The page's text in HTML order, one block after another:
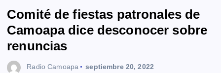
Comité de fiestas patronales de
Camoapa dice desconocer sobre
renuncias
Radio Camoapa septiembre 20, 2022